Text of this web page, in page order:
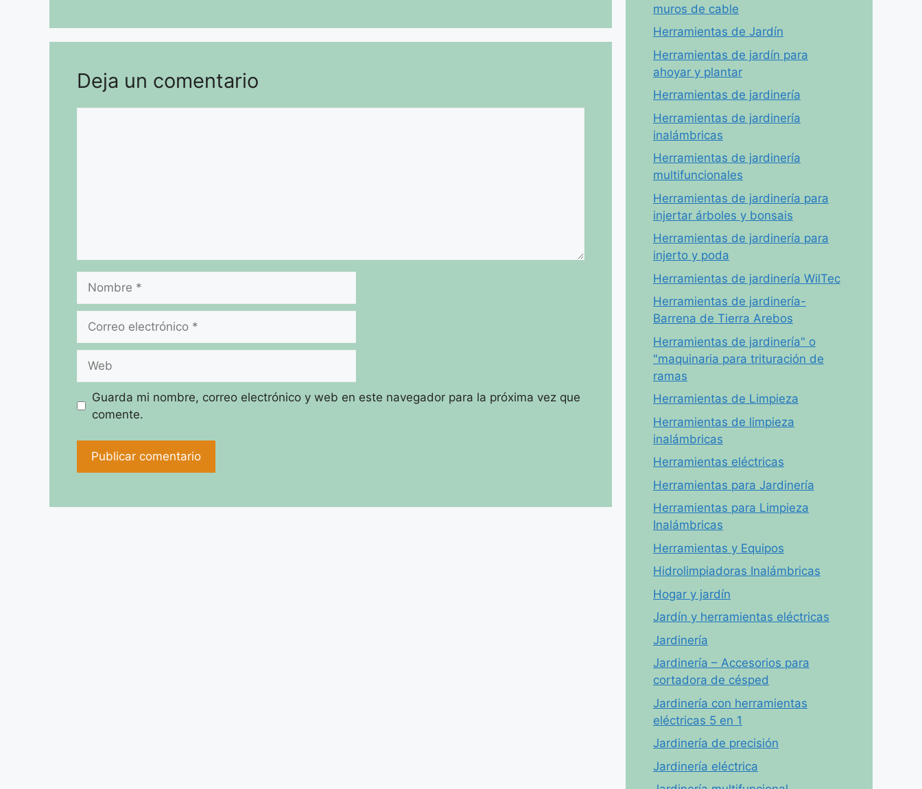
Deja un comentario
electrónico
Guarda mi nombre, correo electrónico y web en este navegador para la próxima vez que
comente.
muros de cable
Herramientas de Jardín
Herramientas de jardín para
ahoyar y plantar
Herramientas de jardinería
Herramientas de jardinería
inalámbricas
Herramientas de jardinería
multifuncionales
Herramientas de jardinería para
injertar árboles y bonsais
Herramientas de jardinería para
injerto y poda
Herramientas de jardinería WilTec
Herramientas de jardinería-
Barrena de Tierra Arebos
Herramientas de jardinería" o
"maquinaria para trituración de
ramas
Herramientas de Limpieza
Herramientas de limpieza
inalámbricas
Herramientas eléctricas
Herramientas para Jardinería
Herramientas para Limpieza
Inalámbricas
Herramientas y Equipos
Hidrolimpiadoras Inalámbricas
Hogar y jardín
Jardín y herramientas eléctricas
Jardinería
Jardinería – Accesorios para
cortadora de césped
Jardinería con herramientas
eléctricas 5 en 1
Jardinería de precisión
Jardinería eléctrica